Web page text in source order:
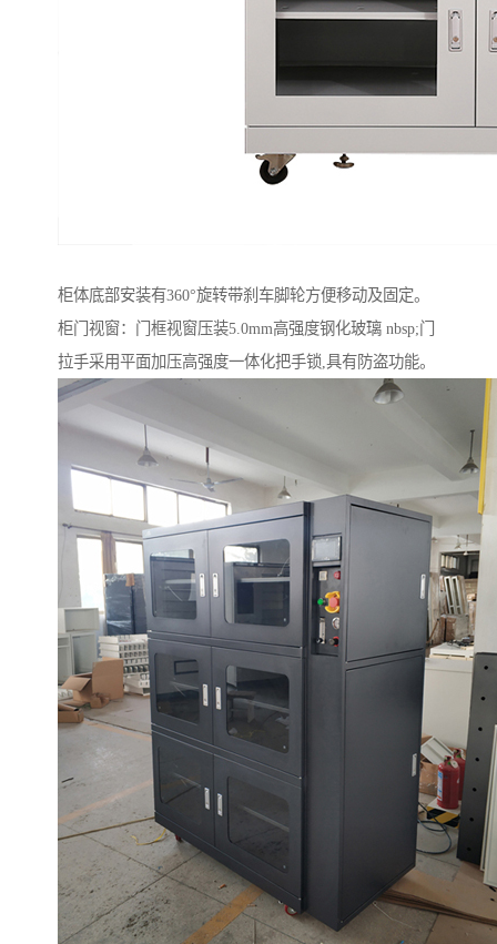
柜体底部安装有360°旋转带刹车脚轮方便移动及固定。
柜门视窗：门框视窗压装5.0mm高强度钢化玻璃 nbsp;门
拉手采用平面加压高强度一体化把手锁,具有防盗功能。